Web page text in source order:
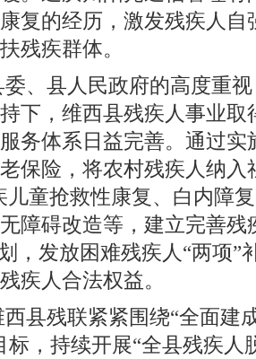
复的经历，激发残疾人自
残疾群体。
、县人民政府的高度重
下，维西县残疾人事业取
务体系日益完善。通过实
保险，将农村残疾人纳
儿童抢救性康复、白内障
障碍改造等，建立完善
，发放困难残疾人“两项”
疾人合法权益。
县残联紧紧围绕“全面建
标，持续开展“全县残疾人